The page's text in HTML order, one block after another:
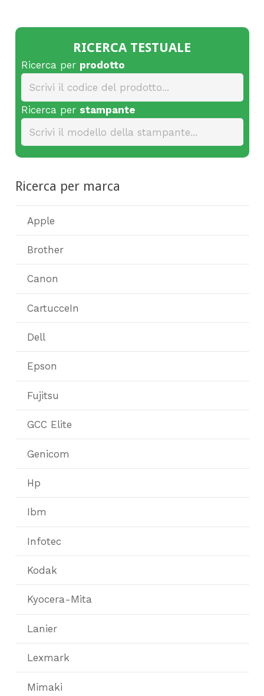
RICERCA TESTUALE
Ricerca per prodotto
Ricerca per stampante
Ricerca per marca
Apple
Brother
Canon
CartucceIn
Dell
Epson
Fujitsu
GCC Elite
Genicom
Hp
Ibm
Infotec
Kodak
Kyocera-Mita
Lanier
Lexmark
Mimaki